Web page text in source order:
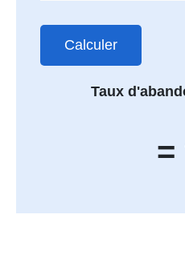
Calculer
Taux
=